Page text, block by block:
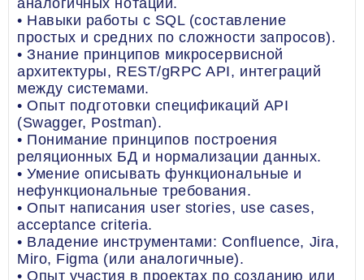
аналогичных нотаций.
• Навыки работы с SQL (составление
простых и средних по сложности запросов).
• Знание принципов микросервисной
архитектуры, REST/gRPC API, интеграций
между системами.
• Опыт подготовки спецификаций API
(Swagger, Postman).
• Понимание принципов построения
реляционных БД и нормализации данных.
• Умение описывать функциональные и
нефункциональные требования.
• Опыт написания user stories, use cases,
acceptance criteria.
• Владение инструментами: Confluence, Jira,
Miro, Figma (или аналогичные).
• Опыт участия в проектах по созданию или